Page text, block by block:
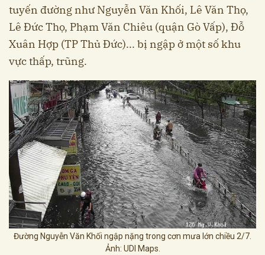
tuyến đường như Nguyễn Văn Khối, Lê Văn Thọ,
Lê Đức Thọ, Phạm Văn Chiêu (quận Gò Vấp), Đỗ
Xuân Hợp (TP Thủ Đức)... bị ngập ở một số khu
vực thấp, trũng.
Đường Nguyễn Văn Khối ngập nặng trong cơn mưa lớn chiều 2/7.
Ảnh: UDI Maps.